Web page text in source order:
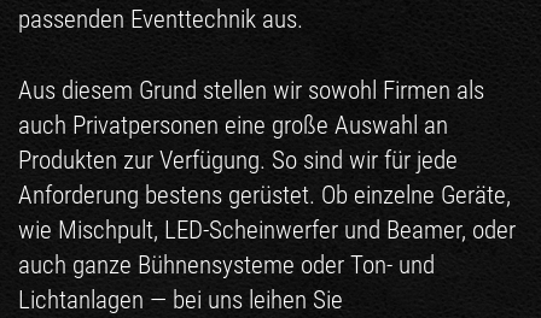
passenden Eventtechnik aus.
Aus diesem Grund stellen wir sowohl Firmen als
auch Privatpersonen eine große Auswahl an
Produkten zur Verfügung. So sind wir für jede
Anforderung bestens gerüstet. Ob einzelne Geräte,
wie Mischpult, LED-Scheinwerfer und Beamer, oder
auch ganze Bühnensysteme oder Ton- und
Lichtanlagen — bei uns leihen Sie